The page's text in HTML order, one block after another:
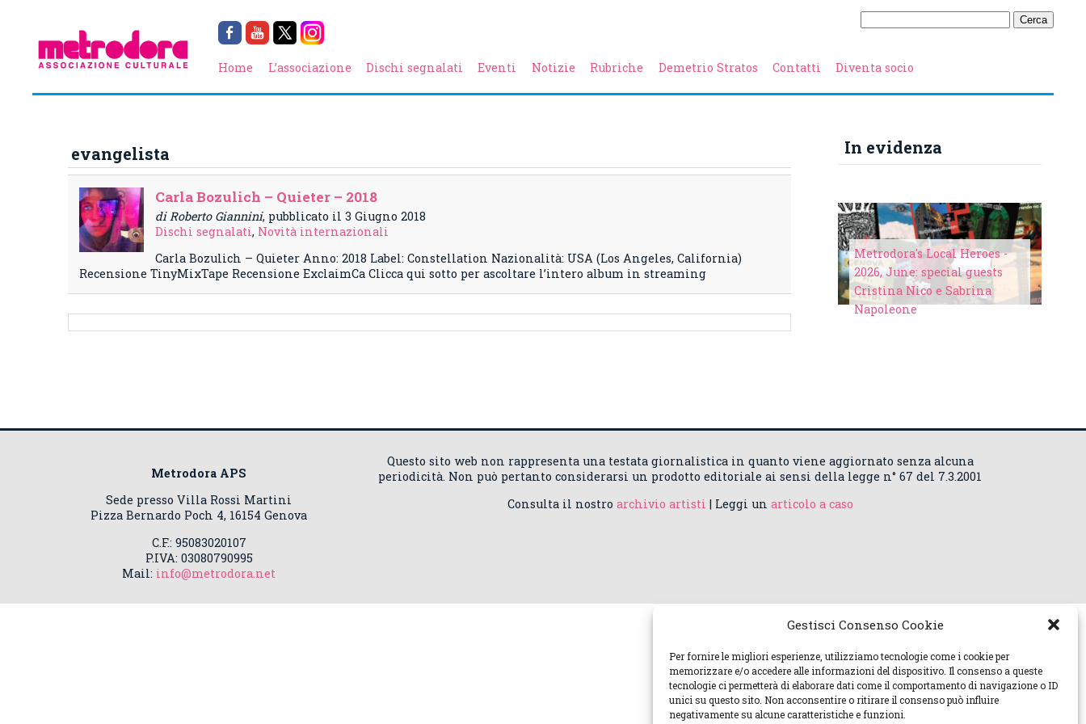
Gestisci Consenso Cookie
Per fornire le migliori esperienze, utilizziamo tecnologie come i cookie per
memorizzare e/o accedere alle informazioni del dispositivo. Il consenso a queste
tecnologie ci permetterà di elaborare dati come il comportamento di navigazione o ID
unici su questo sito. Non acconsentire o ritirare il consenso può influire
negativamente su alcune caratteristiche e funzioni.
Home L’associazione Dischi segnalati Eventi Notizie Rubriche Demetrio Stratos Contatti Diventa socio
evangelista
Carla Bozulich – Quieter – 2018
di Roberto Giannini, pubblicato il 3 Giugno 2018
Dischi segnalati, Novità internazionali
Carla Bozulich – Quieter Anno: 2018 Label: Constellation Nazionalità: USA (Los Angeles, California)
Recensione TinyMixTape Recensione ExclaimCa Clicca qui sotto per ascoltare l’intero album in streaming
In evidenza
Metrodora's Local Heroes -
2026, June: special guests
Cristina Nico e Sabrina
Napoleone
Metrodora APS
Sede presso Villa Rossi Martini
Pizza Bernardo Poch 4, 16154 Genova
C.F.: 95083020107
P.IVA: 03080790995
Mail: info@metrodora.net
Questo sito web non rappresenta una testata giornalistica in quanto viene aggiornato senza alcuna
periodicità. Non può pertanto considerarsi un prodotto editoriale ai sensi della legge n° 67 del 7.3.2001
Consulta il nostro archivio artisti | Leggi un articolo a caso